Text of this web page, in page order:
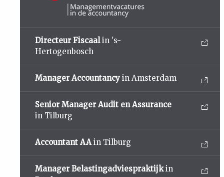
Directeur Fiscaalin 's-
Hertogenbosch
Manager Accountancy in Amsterdam
Senior Manager Audit en Assurance
in Tilburg
Accountant AA in Tilburg
Manager Belastingadviespraktijkin